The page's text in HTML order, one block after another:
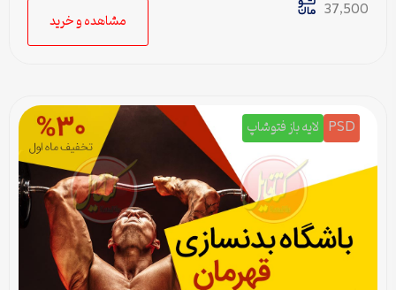
37,500
مشاهده و خرید
PSD لایه باز فتوشاپ